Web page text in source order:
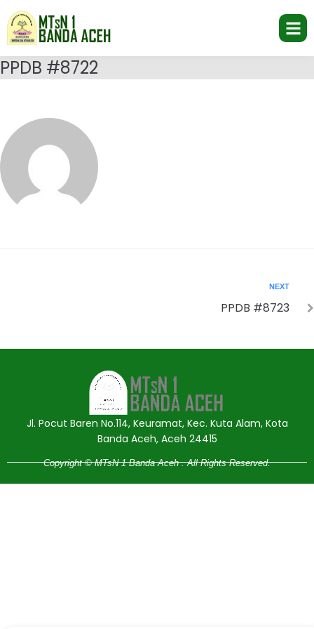
PPDB #8722
NEXT
PPDB #8723
Jl. Pocut Baren No.114, Keuramat, Kec. Kuta Alam, Kota
Banda Aceh, Aceh 24415
Copyright © MTsN 1 Banda Aceh . All Rights Reserved.